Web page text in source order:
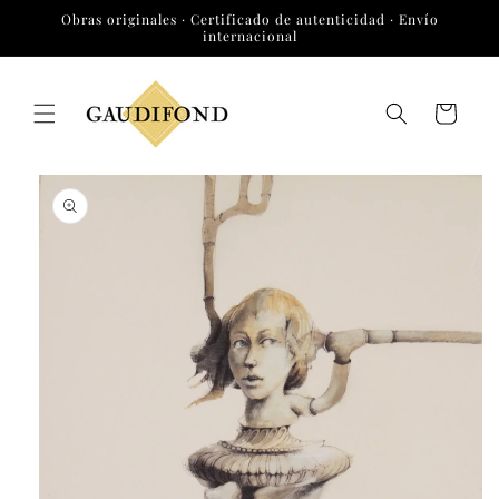
directamente
Obras originales · Certificado de autenticidad · Envío
internacional
Carrito
directamente
información